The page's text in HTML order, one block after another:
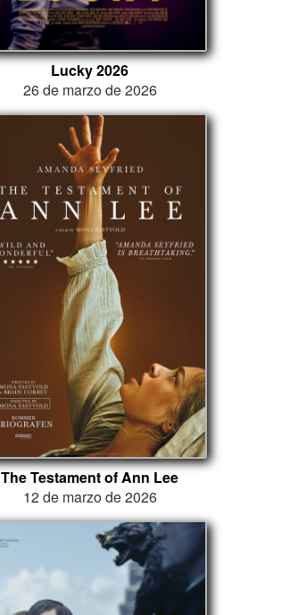
Lucky 2026
26 de marzo de 2026
The Testament of Ann Lee
12 de marzo de 2026